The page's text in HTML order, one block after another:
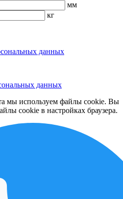
мм
кг
данных
данных
мы используем файлы cookie. Вы
cookie в настройках браузера.